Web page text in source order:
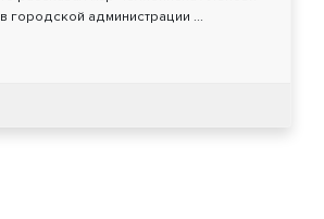
городской администрации ...